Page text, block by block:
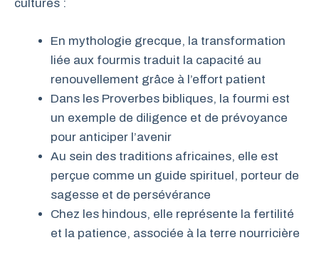
cultures :
En mythologie grecque, la transformation
liée aux fourmis traduit la capacité au
renouvellement grâce à l’effort patient
Dans les Proverbes bibliques, la fourmi est
un exemple de diligence et de prévoyance
pour anticiper l’avenir
Au sein des traditions africaines, elle est
perçue comme un guide spirituel, porteur de
sagesse et de persévérance
Chez les hindous, elle représente la fertilité
et la patience, associée à la terre nourricière